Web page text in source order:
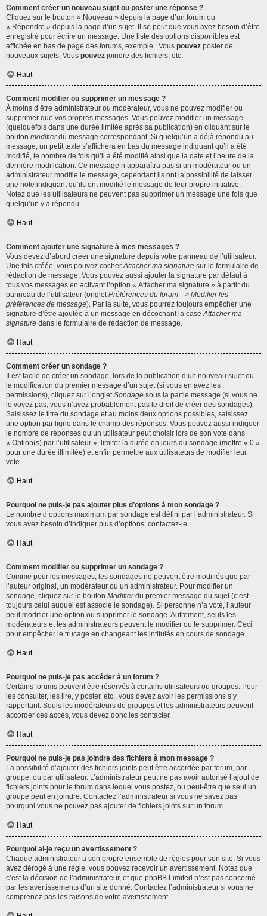
Comment créer un nouveau sujet ou poster une réponse ?
Cliquez sur le bouton « Nouveau » depuis la page d’un forum ou
« Répondre » depuis la page d’un sujet. Il se peut que vous ayez besoin d’être
enregistré pour écrire un message. Une liste des options disponibles est
affichée en bas de page des forums, exemple : Vous pouvez poster de
nouveaux sujets, Vous pouvez joindre des fichiers, etc.
Haut
Comment modifier ou supprimer un message ?
À moins d’être administrateur ou modérateur, vous ne pouvez modifier ou
supprimer que vos propres messages. Vous pouvez modifier un message
(quelquefois dans une durée limitée après sa publication) en cliquant sur le
bouton modifierdu message correspondant. Si quelqu’un a déjà répondu au
message, un petit texte s’affichera en bas du message indiquant qu’il a été
modifié, le nombre de fois qu’il a été modifié ainsi que la date et l’heure de la
dernière modification. Ce message n’apparaîtra pas si un modérateur ou un
administrateur modifie le message, cependant ils ont la possibilité de laisser
une note indiquant qu’ils ont modifié le message de leur propre initiative.
Notez que les utilisateurs ne peuvent pas supprimer un message une fois que
quelqu’un y a répondu.
Haut
Comment ajouter une signature à mes messages ?
Vous devez d’abord créer une signature depuis votre panneau de l’utilisateur.
Une fois créée, vous pouvez cocherAttacher ma signature sur le formulaire de
rédaction de message. Vous pouvez aussi ajouter la signature par défaut à
tous vos messages en activant l’option « Attacher ma signature » à partir du
panneau de l’utilisateur (ongletPréférences du forum --> Modifier les
préférences de message). Par la suite, vous pourrez toujours empêcher une
signature d’être ajoutée à un message en décochant la caseAttacher ma
signature dans le formulaire de rédaction de message.
Haut
Comment créer un sondage ?
Il est facile de créer un sondage, lors de la publication d’un nouveau sujet ou
la modification du premier message d’un sujet (si vous en avez les
permissions), cliquez sur l’ongletSondage sous la partie message (si vous ne
le voyez pas, vous n’avez probablement pas le droit de créer des sondages).
Saisissez le titre du sondage et au moins deux options possibles, saisissez
une option par ligne dans le champ des réponses. Vous pouvez aussi indiquer
le nombre de réponses qu’un utilisateur peut choisir lors de son vote dans
« Option(s) par l’utilisateur », limiter la durée en jours du sondage (mettre « 0 »
pour une durée illimitée) et enfin permettre aux utilisateurs de modifier leur
vote.
Haut
Pourquoi ne puis-je pas ajouter plus d’options à mon sondage ?
Le nombre d’options maximum par sondage est défini par l’administrateur. Si
vous avez besoin d’indiquer plus d’options, contactez-le.
Haut
Comment modifier ou supprimer un sondage ?
Comme pour les messages, les sondages ne peuvent être modifiés que par
l’auteur original, un modérateur ou un administrateur. Pour modifier un
sondage, cliquez sur le bouton Modifierdu premier message du sujet (c’est
toujours celui auquel est associé le sondage). Si personne n’a voté, l’auteur
peut modifier une option ou supprimer le sondage. Autrement, seuls les
modérateurs et les administrateurs peuvent le modifier ou le supprimer. Ceci
pour empêcher le trucage en changeant les intitulés en cours de sondage.
Haut
Pourquoi ne puis-je pas accéder à un forum ?
Certains forums peuvent être réservés à certains utilisateurs ou groupes. Pour
les consulter, les lire, y poster, etc., vous devez avoir les permissions s’y
rapportant. Seuls les modérateurs de groupes et les administrateurs peuvent
accorder ces accès, vous devez donc les contacter.
Haut
Pourquoi ne puis-je pas joindre des fichiers à mon message ?
La possibilité d’ajouter des fichiers joints peut être accordée par forum, par
groupe, ou par utilisateur. L’administrateur peut ne pas avoir autorisé l’ajout de
fichiers joints pour le forum dans lequel vous postez, ou peut-être que seul un
groupe peut en joindre. Contactez l’administrateur si vous ne savez pas
pourquoi vous ne pouvez pas ajouter de fichiers joints sur un forum.
Haut
Pourquoi ai-je reçu un avertissement ?
Chaque administrateur a son propre ensemble de règles pour son site. Si vous
avez dérogé à une règle, vous pouvez recevoir un avertissement. Notez que
c’est la décision de l’administrateur, et que phpBB Limited n’est pas concerné
par les avertissements d’un site donné. Contactez l’administrateur si vous ne
comprenez pas les raisons de votre avertissement.